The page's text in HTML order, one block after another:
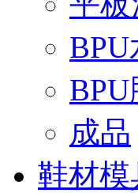
BPU
成品
鞋材模